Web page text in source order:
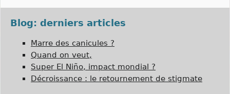
Blog: derniers articles
Marre des canicules ?
Quand on veut,
Super El Niño, impact mondial ?
Décroissance : le retournement de stigmate